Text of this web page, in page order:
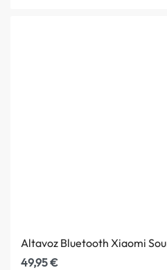
Altavoz Bluetooth Xiaomi
49,95€